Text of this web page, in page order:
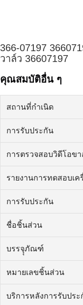
366-07197
วาล์ว 36607197
คุณสมบัติอื่น ๆ
สถานที่กำเนิด
การรับประกัน
การตรวจสอบวิดีโอข
รายงานการทดสอบเค
การรับประกัน
ชื่อชิ้นส่วน
บรรจุุภัณฑ์
หมายเลขชิ้นส่วน
บริการหลังการรับประ